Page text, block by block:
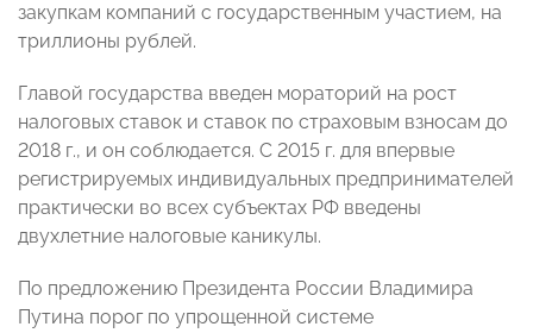
закупкам компаний с государственным участием, на
триллионы рублей.
Главой государства введен мораторий на рост
налоговых ставок и ставок по страховым взносам до
2018 г., и он соблюдается. С 2015 г. для впервые
регистрируемых индивидуальных предпринимателей
практически во всех субъектах РФ введены
двухлетние налоговые каникулы.
По предложению Президента России Владимира
Путина порог по упрощенной системе